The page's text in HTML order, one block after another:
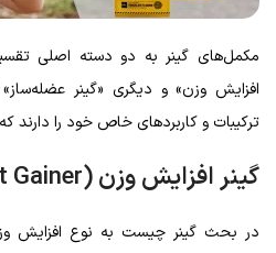
مکمل‌های گینر به دو دسته اصلی
افزایش وزن» و دیگری «گینر
ترکیبات و کاربردهای خاص خود را دارند
گینر افزایش وزن (Gainer
در بحث گینر چیست به نوع افزایش